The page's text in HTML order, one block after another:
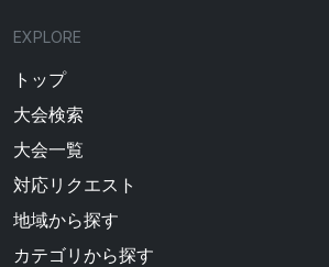
EXPLORE
トップ
大会検索
大会一覧
対応リクエスト
地域から探す
カテゴリから探す